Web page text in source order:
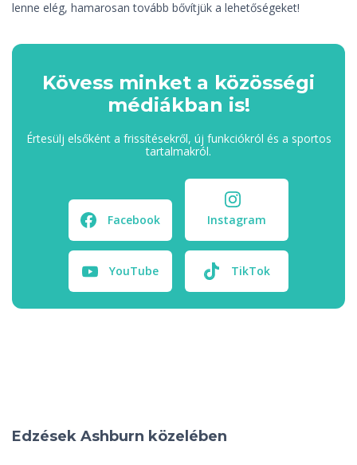
lenne elég, hamarosan tovább bővítjük a lehetőségeket!
Kövess minket a közösségi
médiákban is!
Értesülj elsőként a frissítésekről, új funkciókról és a sportos
tartalmakról.
Facebook Instagram
YouTube TikTok
Edzések Ashburn közelében